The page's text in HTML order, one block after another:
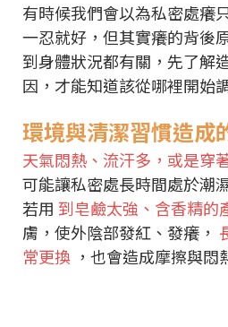
有時候我們會以為私密處癢
一忍就好，但其實癢的背後
到身體狀況都有關，先了解
因，才能知道該從哪裡開始
環境與清潔習慣造成
天氣悶熱、流汗多，或是穿
可能讓私密處長時間處於潮
若用 到皂鹼太強、含香精的
膚，使外陰部發紅、發癢，
常更換 ，也會造成摩擦與悶